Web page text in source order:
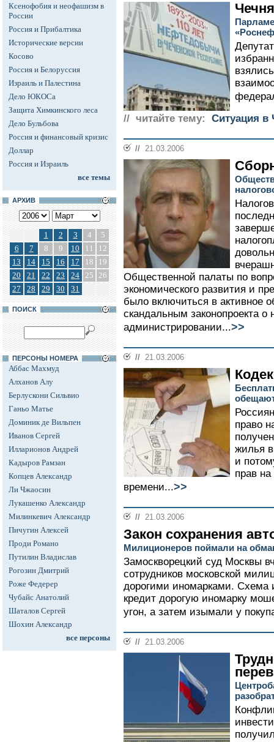
Ксенофобия и неофашизм в
России
Россия и Прибалтика
Исторические версии
Косово
Россия и Белоруссия
Израиль и Палестина
Дело ЮКОСа
Защита Химкинского леса
Дело Бульбова
Россия и финансовый кризис
Доллар
Россия и Израиль
все темы
АРХИВ
1 2 3 4
5
6
7 8 9 10 11
12
13
14 15 16 17 18
19
20
21 22 23 24 25 26
27
28 29 30 31
ПОИСК
ПЕРСОНЫ НОМЕРА
Аббас Махмуд
Алханов Алу
Берлускони Сильвио
Ганьо Матье
Доминик де Вильпен
Иванов Сергей
Илларионов Андрей
Кадыров Рамзан
Копцев Александр
Ли Чжаосин
Лукашенко Александр
Милинкевич Александр
Пичугин Алексей
Проди Романо
Путилин Владислав
Рогозин Дмитрий
Роже Федерер
Чубайс Анатолий
Шаталов Сергей
Шохин Александр
все персоны
// читайте тему:
Ситуация в
// 21.03.2006
Общественной палаты по
экономического развития и
было включиться в активное
скандальным законопроекта о
администрировании...>>
// 21.03.2006
право
жилья
и
прав
времени...>>
// 21.03.2006
Закон сохранения
Милиционеров поймали на
Замоскворецкий суд Москвы
сотрудников московской
дорогими иномарками. Схема
кредит дорогую иномарку
угон, а затем изымали у
// 21.03.2006